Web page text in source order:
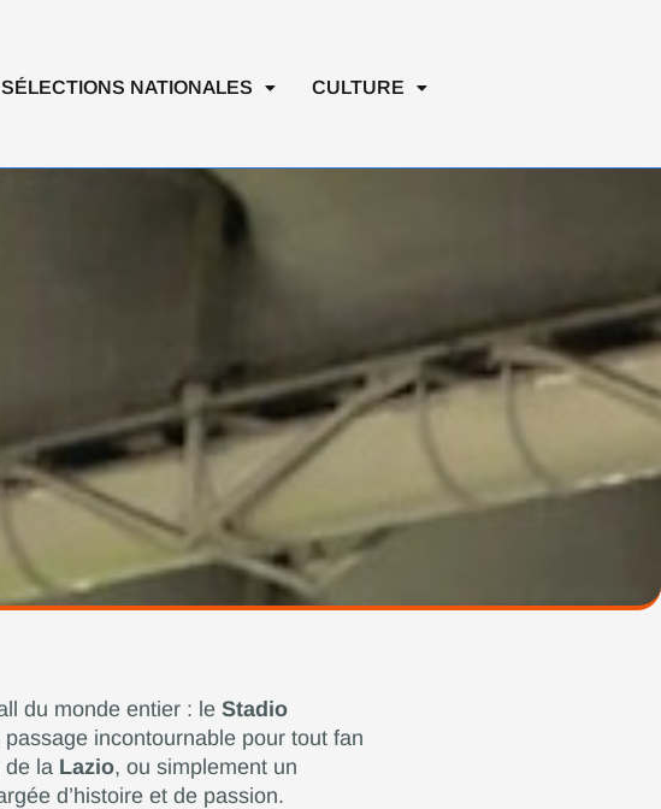
SÉLECTIONS NATIONALES CULTURE
du monde entier : le Stadio
incontournable pour tout fan
de la Lazio, ou simplement un
d’histoire et de passion.